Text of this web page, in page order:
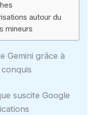
autour du
mineurs
Gemini grâce à
suscite Google